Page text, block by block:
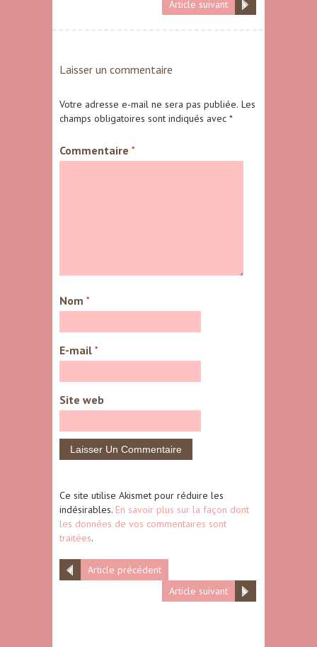
Article suivant
Laisser un commentaire
Votre adresse e-mail ne sera pas publiée. Les
champs obligatoires sont indiqués avec *
Commentaire *
Nom *
E-mail *
Site web
Ce site utilise Akismet pour réduire les
indésirables. En savoir plus sur la façon dont
les données de vos commentaires sont
traitées.
Article précédent
Article suivant